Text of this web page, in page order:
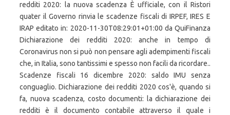
redditi 2020: la nuova scadenza È ufficiale, con il Ristori
quater il Governo rinvia le scadenze fiscali di IRPEF, IRES E
IRAP editato in: 2020-11-30T08:29:01+01:00 da QuiFinanza
Dichiarazione dei redditi 2020: anche in tempo di
Coronavirus non si può non pensare agli adempimenti fiscali
che, in Italia, sono tantissimi e spesso non facili da ricordare..
Scadenze fiscali 16 dicembre 2020: saldo IMU senza
conguaglio. Dichiarazione dei redditi 2020 cos'è, quando si
fa, nuova scadenza, costo documenti: la dichiarazione dei
redditi è il documento contabile attraverso il quale i